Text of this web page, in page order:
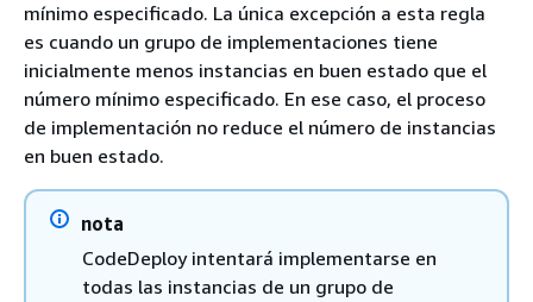
mínimo especificado. La única excepción a esta regla
es cuando un grupo de implementaciones tiene
inicialmente menos instancias en buen estado que el
número mínimo especificado. En ese caso, el proceso
de implementación no reduce el número de instancias
en buen estado.
nota
CodeDeploy intentará implementarse en
todas las instancias de un grupo de